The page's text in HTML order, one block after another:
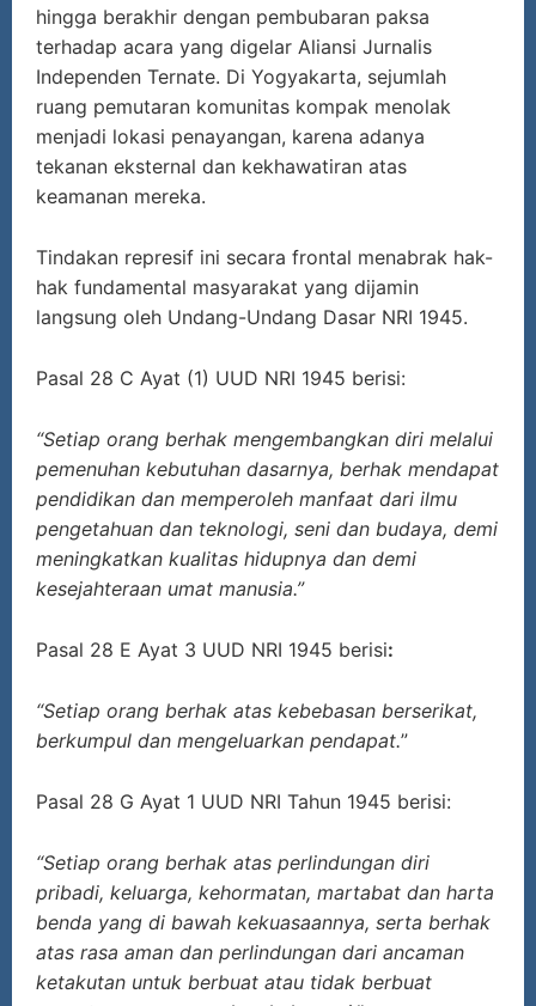
hingga berakhir dengan pembubaran paksa
terhadap acara yang digelar Aliansi Jurnalis
Independen Ternate. Di Yogyakarta, sejumlah
ruang pemutaran komunitas kompak menolak
menjadi lokasi penayangan, karena adanya
tekanan eksternal dan kekhawatiran atas
keamanan mereka.
Tindakan represif ini secara frontal menabrak hak-
hak fundamental masyarakat yang dijamin
langsung oleh Undang-Undang Dasar NRI 1945.
Pasal 28 C Ayat (1) UUD NRI 1945 berisi:
“Setiap orang berhak mengembangkan diri melalui
pemenuhan kebutuhan dasarnya, berhak mendapat
pendidikan dan memperoleh manfaat dari ilmu
pengetahuan dan teknologi, seni dan budaya, demi
meningkatkan kualitas hidupnya dan demi
kesejahteraan umat manusia.”
Pasal 28 E Ayat 3 UUD NRI 1945 berisi:
“Setiap orang berhak atas kebebasan berserikat,
berkumpul dan mengeluarkan pendapat.”
Pasal 28 G Ayat 1 UUD NRI Tahun 1945 berisi:
“Setiap orang berhak atas perlindungan diri
pribadi, keluarga, kehormatan, martabat dan harta
benda yang di bawah kekuasaannya, serta berhak
atas rasa aman dan perlindungan dari ancaman
ketakutan untuk berbuat atau tidak berbuat